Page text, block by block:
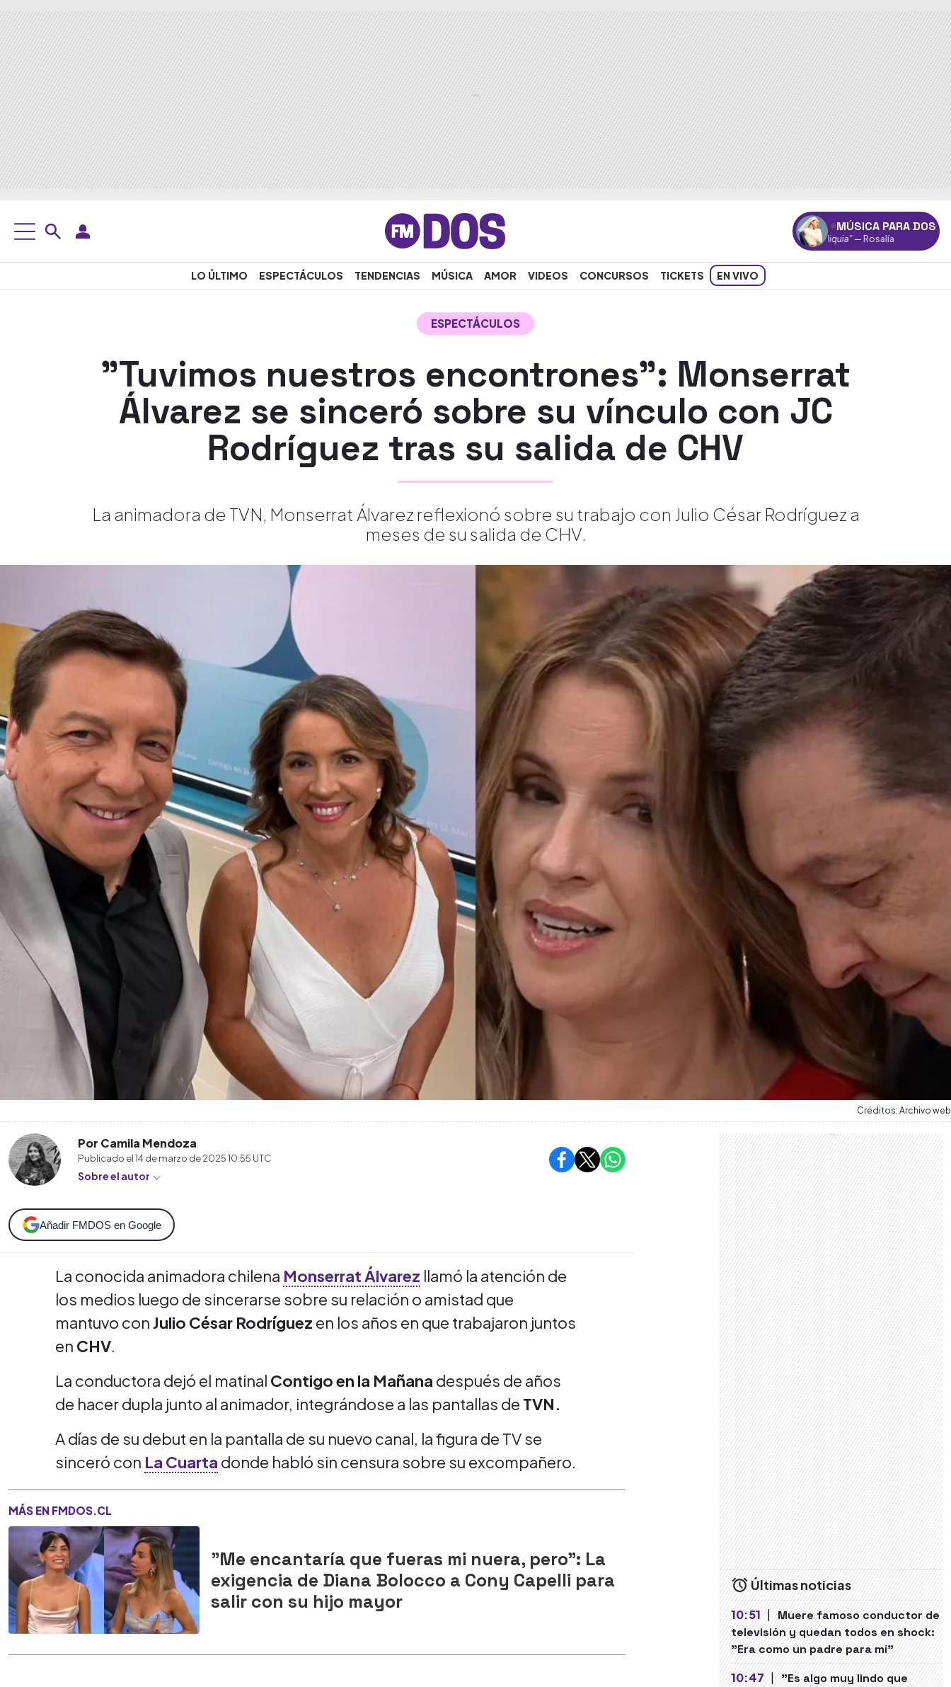
MÚSICA PARA DOS
"Reliquia"— Rosalía
LO ÚLTIMO ESPECTÁCULOS TENDENCIAS MÚSICA AMOR VIDEOS CONCURSOS TICKETS EN VIVO
ESPECTÁCULOS
"Tuvimos nuestros encontrones": Monserrat
Álvarez se sinceró sobre su vínculo con JC
Rodríguez tras su salida de CHV
La animadora de TVN, Monserrat Álvarez reflexionó sobre su trabajo con Julio César Rodríguez a
meses de su salida de CHV.
Créditos: Archivo web
Por Camila Mendoza
Publicado el14 de marzo de 2025 10:55 UTC
Sobre el autor
Añadir FMDOS en Google
La conocida animadora chilena Monserrat Álvarez llamó la atención de
los medios luego de sincerarse sobre su relación o amistad que
mantuvo con Julio César Rodríguez en los años en que trabajaron juntos
en CHV.
La conductora dejó el matinal Contigo en la Mañana después de años
de hacer dupla junto al animador, integrándose a las pantallas de TVN.
A días de su debut en la pantalla de su nuevo canal, la figura de TV se
sinceró con La Cuarta donde habló sin censura sobre su excompañero.
MÁS EN FMDOS.CL
"Me encantaría que fueras mi nuera, pero": La
exigencia de Diana Bolocco a Cony Capelli para
salir con su hijo mayor
Últimas noticias
10:51 | Muere famoso conductor de
televisión y quedan todos en shock:
"Era como un padre para mí"
10:47 | "Es algo muy lindo que